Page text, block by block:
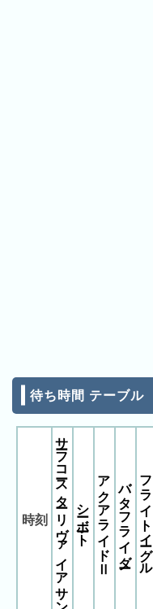
の
ラ
ン
キ
ン
グ
去
年
の
ラ
ン
待ち時間 テーブル
時刻 サーフコースター リヴァイアサンシーボート アクアライドⅡバタフライダーフライトイーグル